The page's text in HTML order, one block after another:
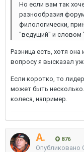
Но если вам так
разнообразия
филологически,
"ведущий" и словом
Разница есть, хотя
вопросу я высказал
Если коротко, то
может быть
колеса, например.
A. 876
Опубликовано